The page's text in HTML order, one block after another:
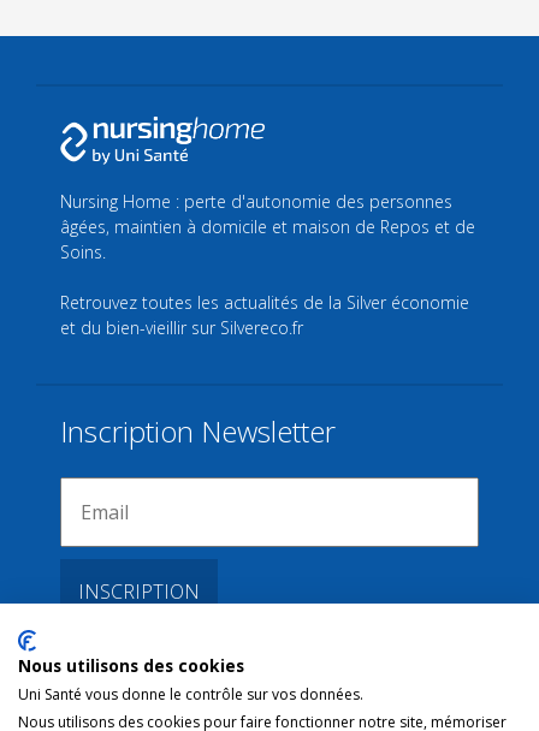
Nous utilisons des cookies
Uni Santé vous donne le contrôle sur vos données.
Nous utilisons des cookies pour faire fonctionner notre site, mémoriser
Nursing Home : perte d'autonomie des personnes
âgées, maintien à domicile et maison de Repos et de
Soins.
Retrouvez toutes les actualités de la Silver économie
et du bien-vieillir sur Silvereco.fr
Inscription Newsletter
Liens